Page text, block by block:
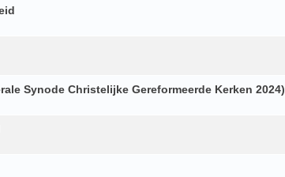
Synode Christelijke Gereformeerde Kerken 2024)